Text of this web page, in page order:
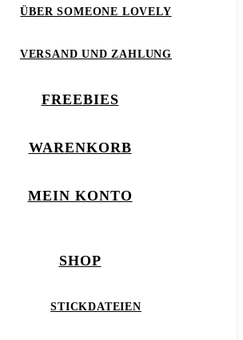
ÜBER SOMEONE LOVELY
VERSAND UND ZAHLUNG
FREEBIES
WARENKORB
MEIN KONTO
SHOP
STICKDATEIEN